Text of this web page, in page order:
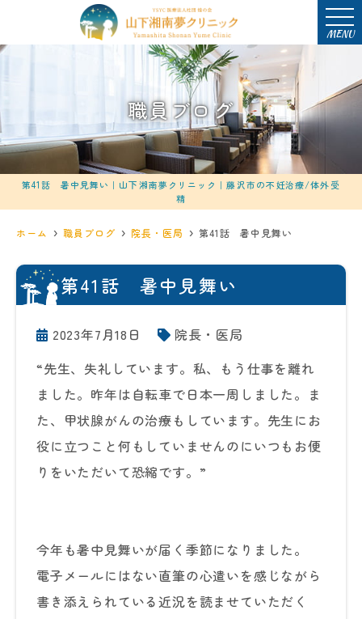
MENU
職員ブログ
第41話 暑中見舞い｜山下湘南夢クリニック｜藤沢市の不妊治療/体外受
精
ホーム 職員ブログ 院長・医局 第41話 暑中見舞い
第41話 暑中見舞い
2023年7月18日
院長・医局
“先生、失礼しています。私、もう仕事を離れ
ました。昨年は自転車で日本一周しました。ま
た、甲状腺がんの治療もしています。先生にお
役に立つこと何もしていませんのにいつもお便
りをいただいて恐縮です。”
今年も暑中見舞いが届く季節になりました。
電子メールにはない直筆の心遣いを感じながら
書き添えられている近況を読ませていただく